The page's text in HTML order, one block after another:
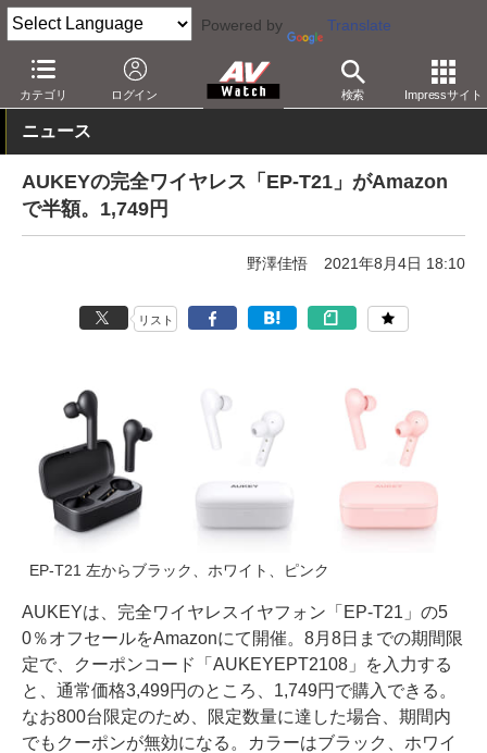
Powered by Translate
カテゴリ ログイン 検索 Impressサイト
AV Watch 製品 ヘッドフォン その他
ニュース
AUKEYの完全ワイヤレス「EP-T21」がAmazon
で半額。1,749円
野澤佳悟 2021年8月4日 18:10
リスト
EP-T21 左からブラック、ホワイト、ピンク
AUKEYは、完全ワイヤレスイヤフォン「EP-T21」の5
0％オフセールをAmazonにて開催。8月8日までの期間限
定で、クーポンコード「AUKEYEPT2108」を入力する
と、通常価格3,499円のところ、1,749円で購入できる。
なお800台限定のため、限定数量に達した場合、期間内
でもクーポンが無効になる。カラーはブラック、ホワイ